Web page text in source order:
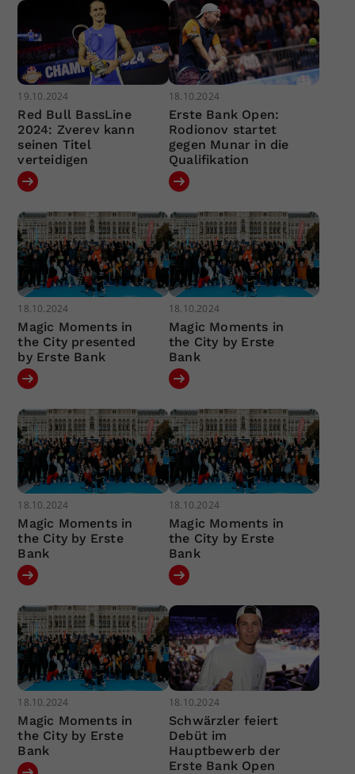
19.10.2024
Red Bull BassLine
2024: Zverev kann
seinen Titel
verteidigen
18.10.2024
Erste Bank Open:
Rodionov startet
gegen Munar in die
Qualifikation
18.10.2024
Magic Moments in
the City presented
by Erste Bank
18.10.2024
Magic Moments in
the City by Erste
Bank
18.10.2024
Magic Moments in
the City by Erste
Bank
18.10.2024
Magic Moments in
the City by Erste
Bank
18.10.2024
Magic Moments in
the City by Erste
Bank
18.10.2024
Schwärzler feiert
Debüt im
Hauptbewerb der
Erste Bank Open